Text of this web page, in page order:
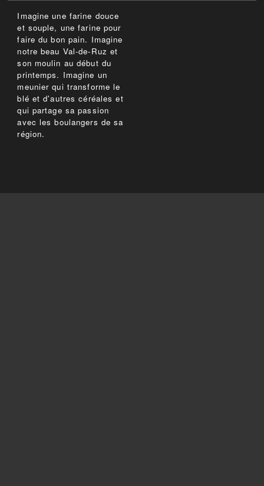
Imagine une farine douce
et souple, une farine pour
faire du bon pain. Imagine
notre beau Val-de-Ruz et
son moulin au début du
printemps. Imagine un
meunier qui transforme le
blé et d'autres céréales et
qui partage sa passion
avec les boulangers de sa
région.